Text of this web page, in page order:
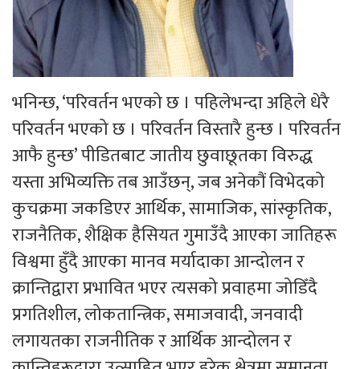
भनिन्छ, ‘परिवर्तन भएको छ । पहिलेभन्दा अहिले धेरै
परिवर्तन भएको छ । परिवर्तन विस्तारै हुन्छ । परिवर्तन
आफै हुन्छ’ पीडितबाट जातीय छुवाछूतका विरुद्ध
यस्ता अभिव्यक्ति तब आउँछन्, जब अनेकौं विभेदको
कुचक्रमा जकडिएर आर्थिक, सामाजिक, सांस्कृतिक,
राजनैतिक, शैक्षिक हैसियत गुमाउँदै आएका जातिहरू
विश्वमा हुँदै आएका मानव मर्यादाका आन्दोलन र
क्रान्तिद्वारा प्रभावित भएर त्यसको प्रवाहमा जोडिँदै
प्रगतिशील, लोकतान्त्रिक, समाजवादी, जनवादी
लगायतका राजनीतिक र आर्थिक आन्दोलन र